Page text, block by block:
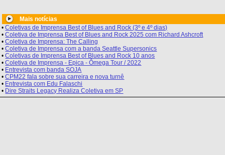
Mais notícias
•Coletivas de Imprensa Best of Blues and Rock (3º e 4º dias)
•Coletiva de Imprensa Best of Blues and Rock 2025 com Richard Ashcroft
•Coletiva de Imprensa: The Calling
•Coletiva de Imprensa com a banda Seattle Supersonics
•Coletivas de Imprensa Best of Blues and Rock 10 anos
•Coletiva de Imprensa - Epica - Ômega Tour / 2022
• Entrevista com banda SOJA
•CPM22 fala sobre sua carreira e nova turnê
• Entrevista com Edu Falaschi
• Dire Straits Legacy Realiza Coletiva em SP